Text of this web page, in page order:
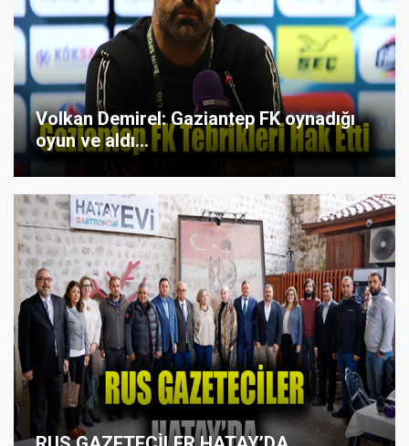
Volkan Demirel: Gaziantep FK oynadığı
oyun ve aldı...